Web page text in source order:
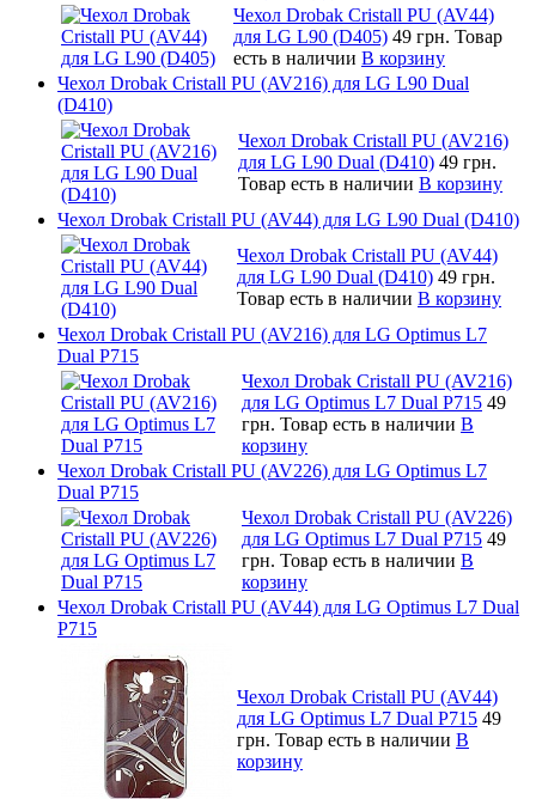
Чехол Drobak Cristall PU (AV44)
для LG L90 (D405) 49 грн. Товар
есть в наличии В корзину
Чехол Drobak Cristall PU (AV216) для LG L90 Dual
(D410)
Чехол Drobak Cristall PU (AV216)
для LG L90 Dual (D410) 49 грн.
Товар есть в наличии В корзину
Чехол Drobak Cristall PU (AV44) для LG L90 Dual (D410)
Чехол Drobak Cristall PU (AV44)
для LG L90 Dual (D410) 49 грн.
Товар есть в наличии В корзину
Чехол Drobak Cristall PU (AV216) для LG Optimus L7
Dual P715
Чехол Drobak Cristall PU (AV216)
для LG Optimus L7 Dual P715 49
грн. Товар есть в наличии В
корзину
Чехол Drobak Cristall PU (AV226) для LG Optimus L7
Dual P715
Чехол Drobak Cristall PU (AV226)
для LG Optimus L7 Dual P715 49
грн. Товар есть в наличии В
корзину
Чехол Drobak Cristall PU (AV44) для LG Optimus L7 Dual
P715
Чехол Drobak Cristall PU (AV44)
для LG Optimus L7 Dual P715 49
грн. Товар есть в наличии В
корзину